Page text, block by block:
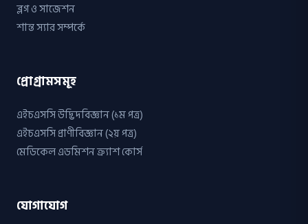
ব্লগ ও সাজেশন
শান্ত স্যার সম্পর্কে
প্রোগ্রামসমূহ
এইচএসসি উদ্ভিদবিজ্ঞান (১ম পত্র)
এইচএসসি প্রাণীবিজ্ঞান (২য় পত্র)
মেডিকেল এডমিশন ক্র্যাশ কোর্স
যোগাযোগ